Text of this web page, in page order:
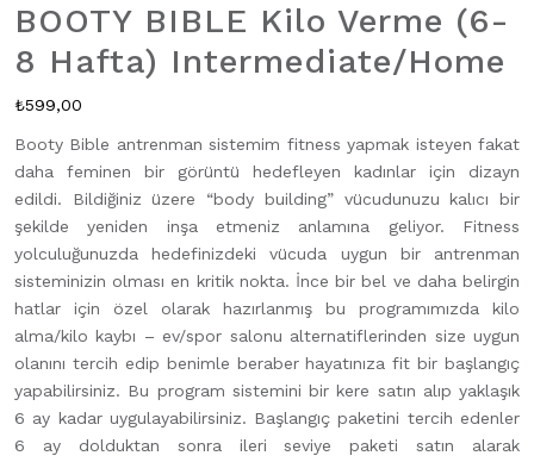
BOOTY BIBLE Kilo Verme (6-
8 Hafta) Intermediate/Home
₺599,00
Booty Bible antrenman sistemim fitness yapmak isteyen fakat
daha feminen bir görüntü hedefleyen kadınlar için dizayn
edildi. Bildiğiniz üzere “body building” vücudunuzu kalıcı bir
şekilde yeniden inşa etmeniz anlamına geliyor. Fitness
yolculuğunuzda hedefinizdeki vücuda uygun bir antrenman
sisteminizin olması en kritik nokta. İnce bir bel ve daha belirgin
hatlar için özel olarak hazırlanmış bu programımızda kilo
alma/kilo kaybı – ev/spor salonu alternatiflerinden size uygun
olanını tercih edip benimle beraber hayatınıza fit bir başlangıç
yapabilirsiniz. Bu program sistemini bir kere satın alıp yaklaşık
6 ay kadar uygulayabilirsiniz. Başlangıç paketini tercih edenler
6 ay dolduktan sonra ileri seviye paketi satın alarak